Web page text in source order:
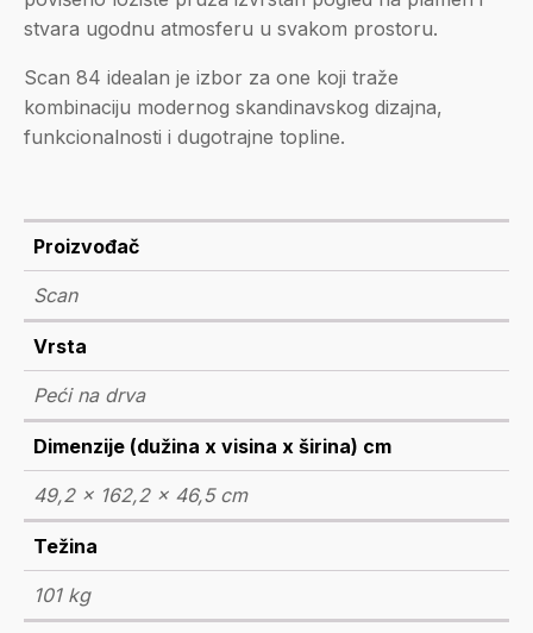
stvara ugodnu atmosferu u svakom prostoru.
Scan 84 idealan je izbor za one koji traže
kombinaciju modernog skandinavskog dizajna,
funkcionalnosti i dugotrajne topline.
Proizvođač
Scan
Vrsta
Peći na drva
Dimenzije (dužina x visina x širina) cm
49,2 x 162,2 x 46,5 cm
Težina
101 kg